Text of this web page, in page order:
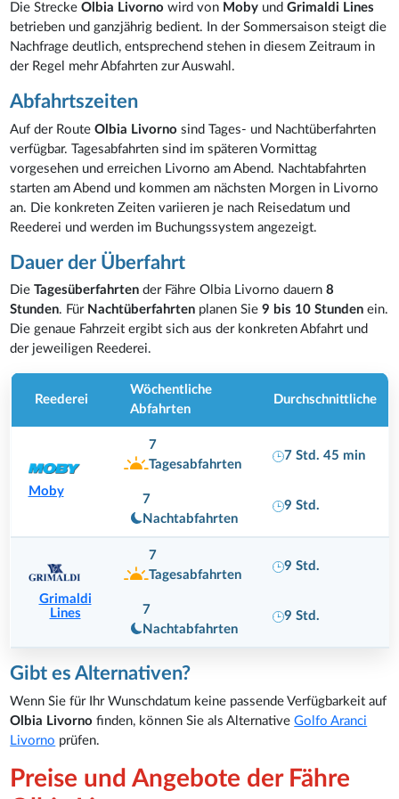
Die StreckeOlbia Livorno wird von Moby undGrimaldi Lines
betrieben und ganzjährig bedient. In der Sommersaison steigt die
Nachfrage deutlich, entsprechend stehen in diesem Zeitraum in
der Regel mehr Abfahrten zur Auswahl.
Abfahrtszeiten
Auf der RouteOlbia Livorno sind Tages- und Nachtüberfahrten
verfügbar. Tagesabfahrten sind im späteren Vormittag
vorgesehen und erreichen Livorno am Abend. Nachtabfahrten
starten am Abend und kommen am nächsten Morgen in Livorno
an. Die konkreten Zeiten variieren je nach Reisedatum und
Reederei und werden im Buchungssystem angezeigt.
Dauer der Überfahrt
DieTagesüberfahrten der Fähre Olbia Livorno dauern8
Stunden. Für Nachtüberfahrten planen Sie9 bis 10 Stunden ein.
Die genaue Fahrzeit ergibt sich aus der konkreten Abfahrt und
der jeweiligen Reederei.
Reederei
Wöchentliche
Abfahrten
Durchschnittliche
Moby
7
Tagesabfahrten
7
Nachtabfahrten
7 Std. 45 min
9 Std.
Grimaldi
Lines
7
Tagesabfahrten
7
Nachtabfahrten
9 Std.
9 Std.
Gibt es Alternativen?
Wenn Sie für Ihr Wunschdatum keine passende Verfügbarkeit auf
Olbia Livorno finden, können Sie als AlternativeGolfo Aranci
Livorno prüfen.
Preise und Angebote der Fähre